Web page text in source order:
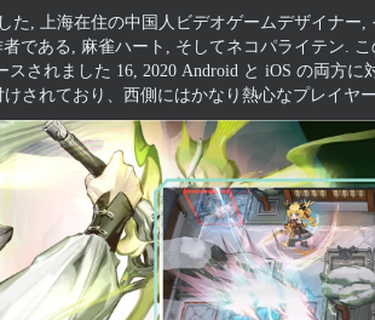
た, 上海在住の中国人ビデオゲームデザイナー
である, 麻雀ハート, そしてネコパライテン.
されました 16, 2020 Android と iOS の両方
されており、西側にはかなり熱心なプレイヤ